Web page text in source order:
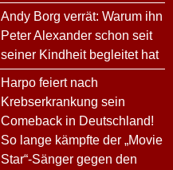
Andy Borg verrät: Warum ihn
Peter Alexander schon seit
seiner Kindheit begleitet hat
Harpo feiert nach
Krebserkrankung sein
Comeback in Deutschland!
So lange kämpfte der „Movie
Star“-Sänger gegen den